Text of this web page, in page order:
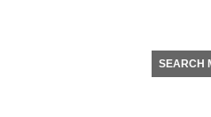
SEARCH